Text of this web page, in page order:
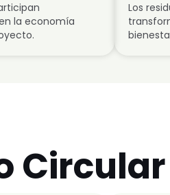
la economía
Los
Circular